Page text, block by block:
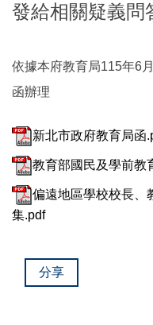
發給相關疑義問
依據本府教育局115年6
函辦理
新北市政府教育局函
教育部國民及學前教
偏遠地區學校校長、
集.pdf
分享